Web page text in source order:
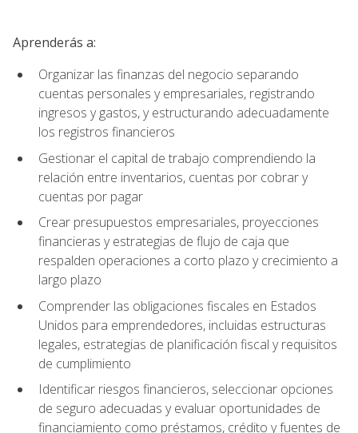
Aprenderás a:
Organizar las finanzas del negocio separando
cuentas personales y empresariales, registrando
ingresos y gastos, y estructurando adecuadamente
los registros financieros
Gestionar el capital de trabajo comprendiendo la
relación entre inventarios, cuentas por cobrar y
cuentas por pagar
Crear presupuestos empresariales, proyecciones
financieras y estrategias de flujo de caja que
respalden operaciones a corto plazo y crecimiento a
largo plazo
Comprender las obligaciones fiscales en Estados
Unidos para emprendedores, incluidas estructuras
legales, estrategias de planificación fiscal y requisitos
de cumplimiento
Identificar riesgos financieros, seleccionar opciones
de seguro adecuadas y evaluar oportunidades de
financiamiento como préstamos, crédito y fuentes de